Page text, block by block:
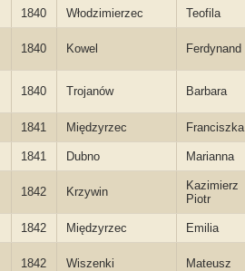
1840 Włodzimierzec Teofila
1840 Kowel Ferdynand
1840 Trojanów Barbara
1841 Międzyrzec Franciszka
1841 Dubno Marianna
1842 Krzywin
Kazimierz
Piotr
1842 Międzyrzec Emilia
1842 Wiszenki Mateusz